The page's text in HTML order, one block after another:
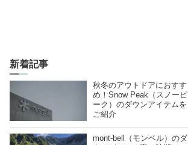
新着記事
秋冬のアウトドアにおすす
め！Snow Peak（スノーピ
ーク）のダウンアイテムを
ご紹介
mont-bell（モンベル）のダ